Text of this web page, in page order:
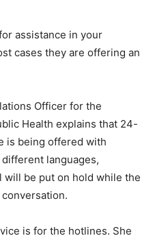
assistance in your
cases they are offering an
Officer for the
Health explains that 24-
is being offered with
languages,
will be put on hold while the
is for the hotlines. She